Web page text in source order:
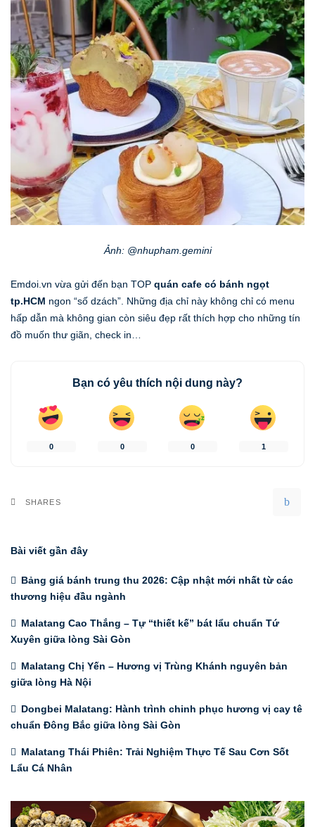
Ảnh: @nhupham.gemini
Emdoi.vn vừa gửi đến bạn TOP quán cafe có bánh ngọt
tp.HCM ngon “số dzách”. Những địa chỉ này không chỉ có menu
hấp dẫn mà không gian còn siêu đẹp rất thích hợp cho những tín
đồ muốn thư giãn, check in…
Bạn có yêu thích nội dung này?
0 0 0 1
SHARES
Bài viết gần đây
Bảng giá bánh trung thu 2026: Cập nhật mới nhất từ các
thương hiệu đầu ngành
Malatang Cao Thắng – Tự “thiết kế” bát lẩu chuẩn Tứ
Xuyên giữa lòng Sài Gòn
Malatang Chị Yến – Hương vị Trùng Khánh nguyên bản
giữa lòng Hà Nội
Dongbei Malatang: Hành trình chinh phục hương vị cay tê
chuẩn Đông Bắc giữa lòng Sài Gòn
Malatang Thái Phiên: Trải Nghiệm Thực Tế Sau Cơn Sốt
Lẩu Cá Nhân